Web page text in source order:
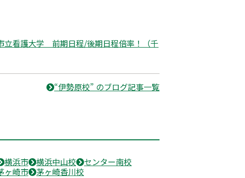
立看護大学 前期日程/後期日程倍率！（千
“伊勢原校” のブログ記事一覧
横浜市 横浜中山校
センター南校
ヶ崎市 茅ヶ崎香川校